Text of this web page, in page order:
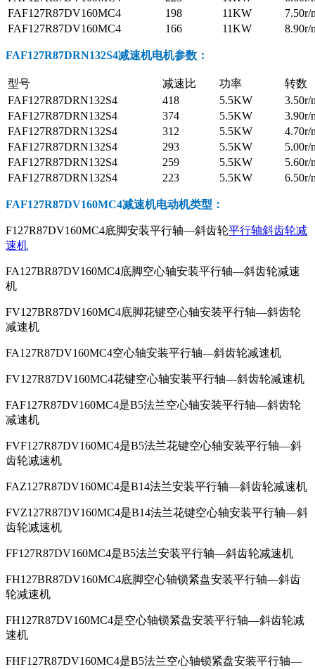
FAF127R87DV160MC4
198 11KW
7.50r/
FAF127R87DV160MC4
166 11KW 8.90r/
FAF127R87DRN132S4减速机电机参数 ：
型号 减速比 功率
转数
FAF127R87DRN132S4
418 5.5KW
3.50r/
FAF127R87DRN132S4
374 5.5KW
3.90r/
FAF127R87DRN132S4
312 5.5KW
4.70r/
FAF127R87DRN132S4
293 5.5KW
5.00r/
FAF127R87DRN132S4
259 5.5KW
5.60r/
FAF127R87DRN132S4
223 5.5KW 6.50r/
FAF127R87DV160MC4减速机电动机类型：
F127R87DV160MC4底脚安装平行轴—斜齿轮平行轴斜齿轮减
速机
FA127BR87DV160MC4底脚空心轴安装平行轴—斜齿轮减速
机
FV127BR87DV160MC4底脚花键空心轴安装平行轴—斜齿轮
减速机
FA127R87DV160MC4空心轴安装平行轴—斜齿轮减速机
FV127R87DV160MC4花键空心轴安装平行轴—斜齿轮减速机
FAF127R87DV160MC4是B5法兰空心轴安装平行轴—斜齿轮
减速机
FVF127R87DV160MC4是B5法兰花键空心轴安装平行轴—斜
齿轮减速机
FAZ127R87DV160MC4是B14法兰安装平行轴—斜齿轮减速机
FVZ127R87DV160MC4是B14法兰花键空心轴安装平行轴—斜
齿轮减速机
FF127R87DV160MC4是B5法兰安装平行轴—斜齿轮减速机
FH127BR87DV160MC4底脚空心轴锁紧盘安装平行轴—斜齿
轮减速机
FH127R87DV160MC4是空心轴锁紧盘安装平行轴—斜齿轮减
速机
FHF127R87DV160MC4是B5法兰空心轴锁紧盘安装平行轴—